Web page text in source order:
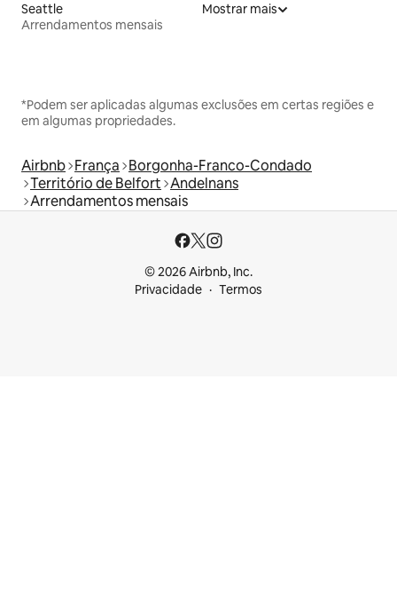
Seattle
Arrendamentos mensais
Mostrar mais
*Podem ser aplicadas algumas exclusões em certas regiões e
em algumas propriedades.
Airbnb França Borgonha-Franco-Condado
Território de Belfort Andelnans
Arrendamentos mensais
© 2026 Airbnb, Inc.
Privacidade
Termos